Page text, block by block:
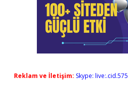
Reklam ve İletişim: Skype: